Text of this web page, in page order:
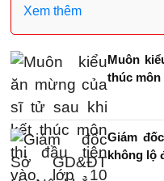
Xem thêm
Muôn
thúc môn
Giám
không lộ